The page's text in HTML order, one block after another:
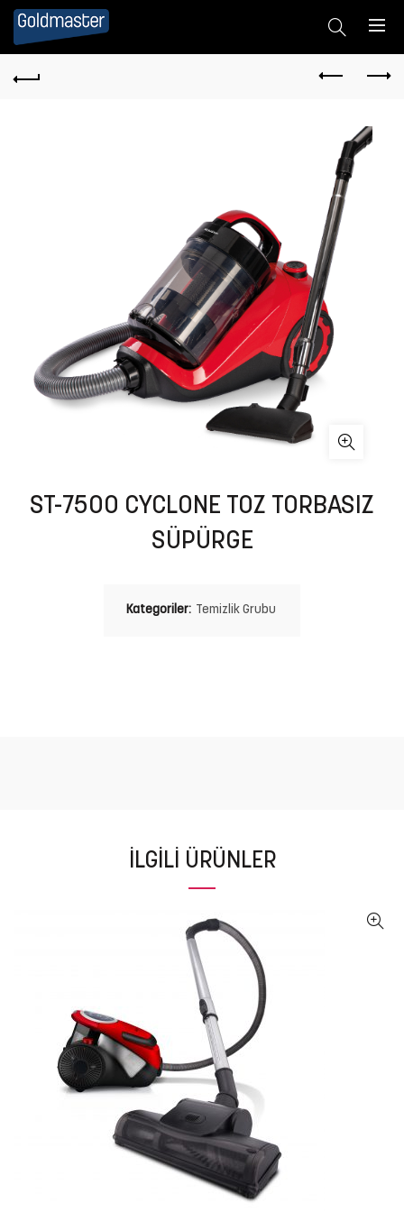
ST-7500 CYCLONE TOZ TORBASIZ
SÜPÜRGE
Kategoriler: Temizlik Grubu
İLGILI ÜRÜNLER